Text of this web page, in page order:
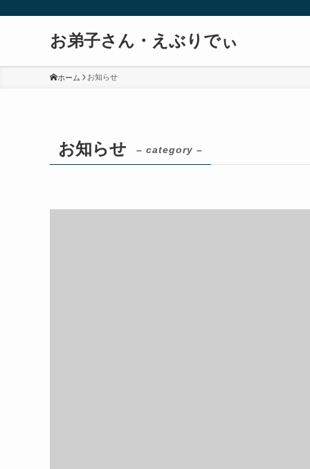
お弟子さん・えぶりでぃ
ホーム お知らせ
お知らせ – category –